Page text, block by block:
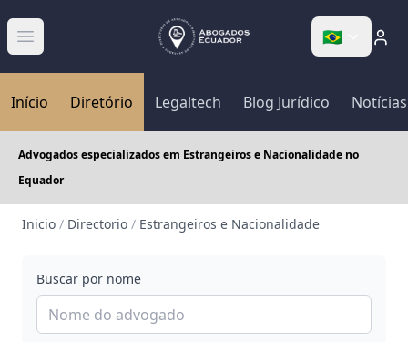
Abrir menú 🇧🇷
Início Diretório Legaltech Blog Jurídico Notícias
Advogados especializados em Estrangeiros e Nacionalidade no
Equador
Inicio / Directorio / Estrangeiros e Nacionalidade
Buscar por nome